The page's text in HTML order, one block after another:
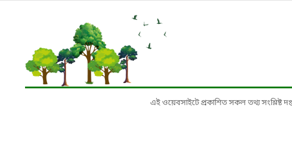
এই ওয়েবসাইটে প্রকাশিত সকল তথ্য সংশ্লিষ্ট